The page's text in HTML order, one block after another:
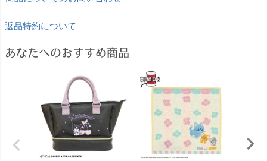
返品特約について
あなたへのおすすめ商品